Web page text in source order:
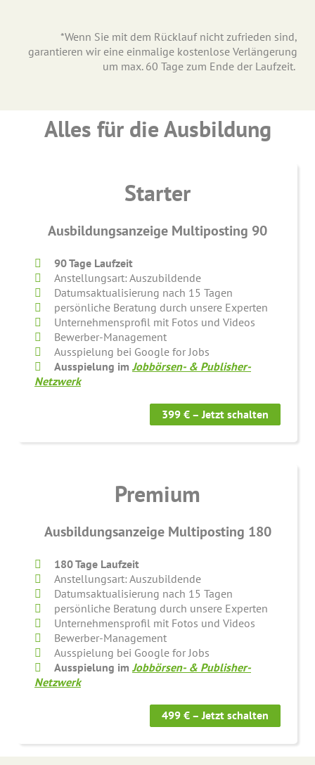
*Wenn Sie mit dem Rücklauf nicht zufrieden sind,
garantieren wir eine einmalige kostenlose Verlängerung
um max. 60 Tage zum Ende der Laufzeit.
Alles für die Ausbildung
Starter
Ausbildungsanzeige Multiposting 90
90 Tage Laufzeit
Anstellungsart: Auszubildende
Datumsaktualisierung nach 15 Tagen
persönliche Beratung durch unsere Experten
Unternehmensprofil mit Fotos und Videos
Bewerber-Management
Ausspielung bei Google for Jobs
Ausspielung im Jobbörsen- & Publisher-
Netzwerk
399 € – Jetzt schalten
Premium
Ausbildungsanzeige Multiposting 180
180 Tage Laufzeit
Anstellungsart: Auszubildende
Datumsaktualisierung nach 15 Tagen
persönliche Beratung durch unsere Experten
Unternehmensprofil mit Fotos und Videos
Bewerber-Management
Ausspielung bei Google for Jobs
Ausspielung imJobbörsen- & Publisher-
Netzwerk
499 € – Jetzt schalten